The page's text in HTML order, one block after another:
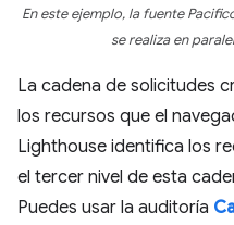
En este ejemplo, la fuente
se realiza en
La cadena de solicitudes
los recursos que el
Lighthouse identifica los
el tercer nivel de esta
Puedes usar la auditoría